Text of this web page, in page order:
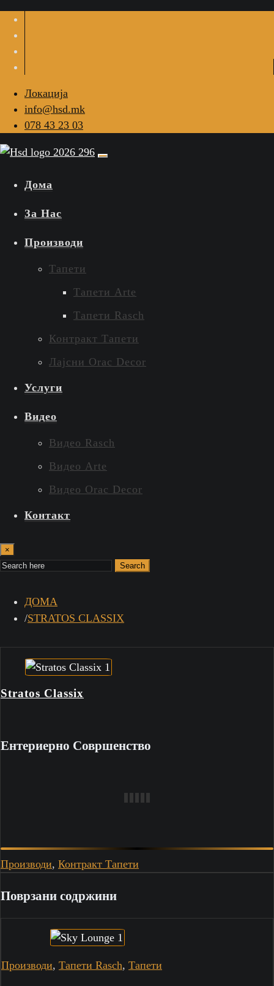
Локација
info@hsd.mk
078 43 23 03
Дома
За Нас
Производи
Тапети
Тапети Arte
Тапети Rasch
Контракт Тапети
Лајсни Orac Decor
Услуги
Видео
Видео Rasch
Видео Arte
Видео Orac Decor
Контакт
×
Search
ДОМА
STRATOS CLASSIX
Stratos Classix
Ентериерно Совршенство
Производи, Контракт Тапети
Поврзани содржини
Производи, Тапети Rasch, Тапети